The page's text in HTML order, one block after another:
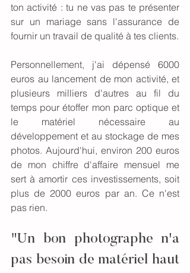
ton activité : tu ne vas pas te présenter
sur un mariage sans l'assurance de
Personnellement, j'ai dépensé 6000
euros au lancement de mon activité, et
plusieurs milliers d'autres au fil du
temps pour étoffer mon parc optique et
le matériel nécessaire au
développement et au stockage de mes
photos. Aujourd'hui, environ 200 euros
de mon chiffre d'affaire mensuel me
sert à amortir ces investissements, soit
plus de 2000 euros par an. Ce n'est
pas rien.
"Un bon photographe n'a
pas besoin de matériel haut